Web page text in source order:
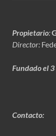
Propietario:
Director:
Fundado el
Contacto: